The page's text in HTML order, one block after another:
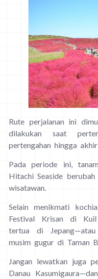
Rute perjalanan ini
dilakukan saat
pertengahan hingga
Pada periode ini,
Hitachi Seaside
wisatawan.
Selain menikmati
Festival Krisan di
tertua di
musim gugur di Taman
Jangan lewatkan juga
Danau